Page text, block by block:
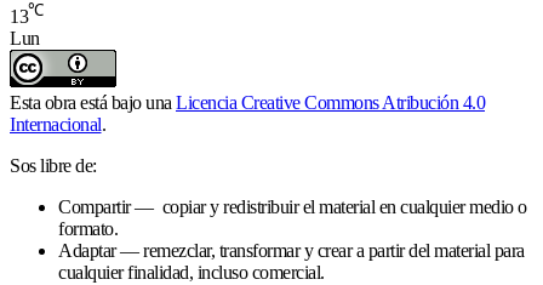
13℃
Lun
Esta obra está bajo una Licencia Creative Commons Atribución 4.0
Internacional.
Sos libre de:
Compartir — copiar y redistribuir el material en cualquier medio o
formato.
Adaptar — remezclar, transformar y crear a partir del material para
cualquier finalidad, incluso comercial.